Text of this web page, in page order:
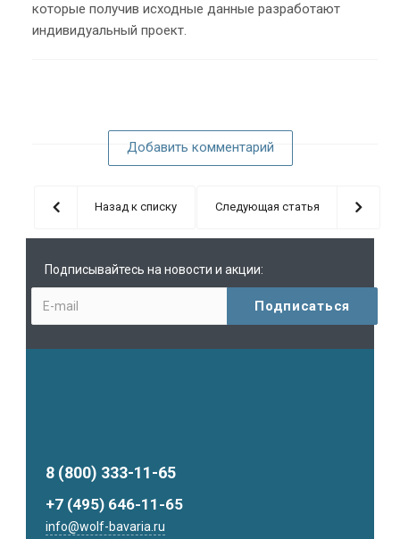
которые получив исходные данные разработают
индивидуальный проект.
Добавить комментарий
Назад к списку Следующая статья
Подписывайтесь на новости и акции:
8 (800) 333-11-65
+7 (495) 646-11-65
info@wolf-bavaria.ru